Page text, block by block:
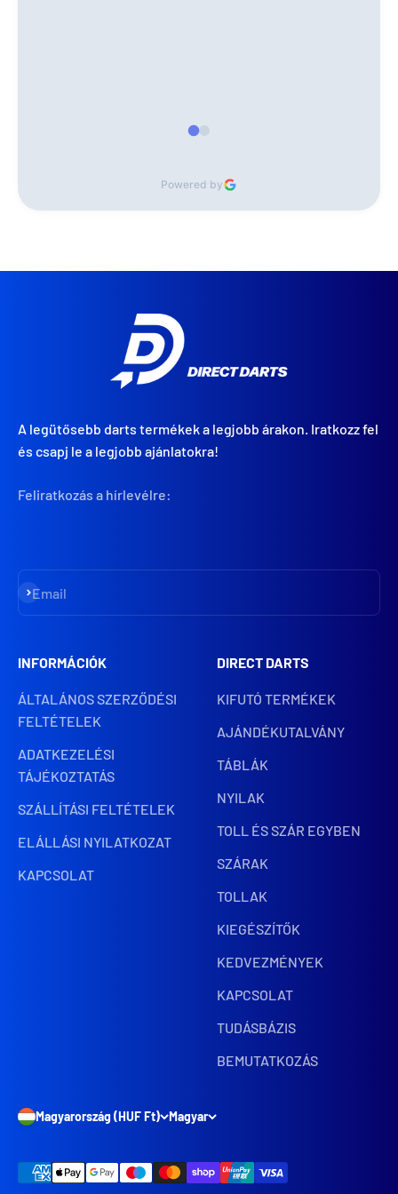
Powered by
A legütősebb darts termékek a legjobb árakon. Iratkozz fel
és csapj le a legjobb ajánlatokra!
Feliratkozás a hírlevélre:
Email
Iratkozz fel
INFORMÁCIÓK
ÁLTALÁNOS SZERZŐDÉSI
FELTÉTELEK
ADATKEZELÉSI
TÁJÉKOZTATÁS
SZÁLLÍTÁSI FELTÉTELEK
ELÁLLÁSI NYILATKOZAT
KAPCSOLAT
DIRECT DARTS
KIFUTÓ TERMÉKEK
AJÁNDÉKUTALVÁNY
TÁBLÁK
NYILAK
TOLL ÉS SZÁR EGYBEN
SZÁRAK
TOLLAK
KIEGÉSZÍTŐK
KEDVEZMÉNYEK
KAPCSOLAT
TUDÁSBÁZIS
BEMUTATKOZÁS
Magyarország (HUF Ft) Magyar